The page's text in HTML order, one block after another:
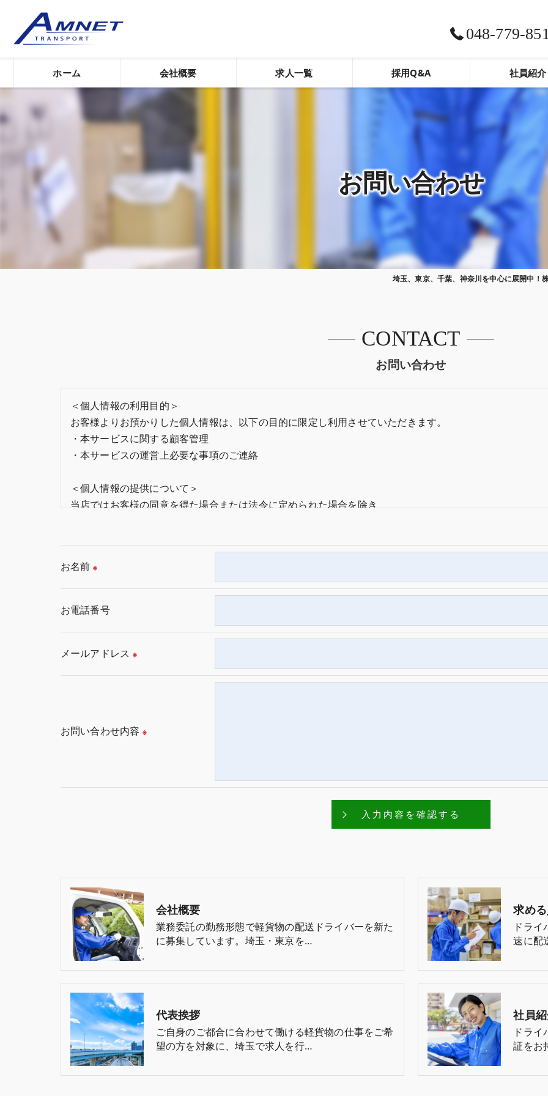
048-779-
ホーム 会社概要 求人一覧 採用Q&A 社員紹介
お問い合わせ
埼玉、東京、千葉、神奈川を中心に展開中
お問い合わせ
CONTACT
＜個人情報の利用目的＞
お客様よりお預かりした個人情報は、以下の目的に限定し利用させていただきます。
・本サービスに関する顧客管理
・本サービスの運営上必要な事項のご連絡
＜個人情報の提供について＞
当店ではお客様の同意を得た場合または法令に定められた場合を除き、
当店では、利用目的の達成に必要な範囲において、個人情報を外部に委託する場合があります。
これらの委託先に対しては個人情報保護契約等の措置をとり、適切な監督を行います。
当店では、個人情報の漏洩等がなされないよう、適切に安全管理対策を実施します。
＜個人情報を与えなかった場合に生じる結果＞
必要な情報を頂けない場合は、それに対応した当店のサービスをご提供できない場合がございますので予
当店では、お客様の個人情報の開示･訂正･削除・利用停止の手続を定めさせて頂いております。
お名前 ※
お電話番号
メールアドレス ※
お問い合わせ内容 ※
会社概要
業務委託の勤務形態で軽貨物の配送ドライバーを新た
に募集しています。埼玉・東京を…
求め
ドラ
速に配
代表挨拶
ご自身のご都合に合わせて働ける軽貨物の仕事をご希
望の方を対象に、埼玉で求人を行…
社員
ドラ
証をお